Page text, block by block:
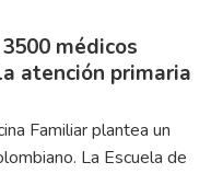
médicos
atención primaria
Familiar plantea un
La Escuela de